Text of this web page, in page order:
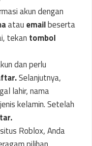
akun dengan
atau emailbeserta
tekan tombol
dan perlu
Selanjutnya,
lahir, nama
kelamin. Setelah
Roblox, Anda